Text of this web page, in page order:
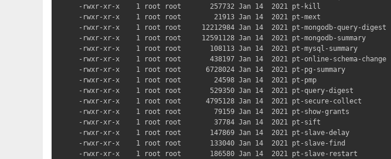
-rwxr-xr-x    1 root root       257732 Jan 14  2021 pt-kill
-rwxr-xr-x    1 root root        21913 Jan 14  2021 pt-mext
-rwxr-xr-x    1 root root     12212984 Jan 14  2021 pt-mongodb-query-digest
-rwxr-xr-x    1 root root     12591128 Jan 14  2021 pt-mongodb-summary
-rwxr-xr-x    1 root root       108113 Jan 14  2021 pt-mysql-summary
-rwxr-xr-x    1 root root       438197 Jan 14  2021 pt-online-schema-change
-rwxr-xr-x    1 root root      6728024 Jan 14  2021 pt-pg-summary
-rwxr-xr-x    1 root root        24598 Jan 14  2021 pt-pmp
-rwxr-xr-x    1 root root       529350 Jan 14  2021 pt-query-digest
-rwxr-xr-x    1 root root      4795128 Jan 14  2021 pt-secure-collect
-rwxr-xr-x    1 root root        79159 Jan 14  2021 pt-show-grants
-rwxr-xr-x    1 root root        37784 Jan 14  2021 pt-sift
-rwxr-xr-x    1 root root       147869 Jan 14  2021 pt-slave-delay
-rwxr-xr-x    1 root root       133040 Jan 14  2021 pt-slave-find
-rwxr-xr-x    1 root root       186580 Jan 14  2021 pt-slave-restart